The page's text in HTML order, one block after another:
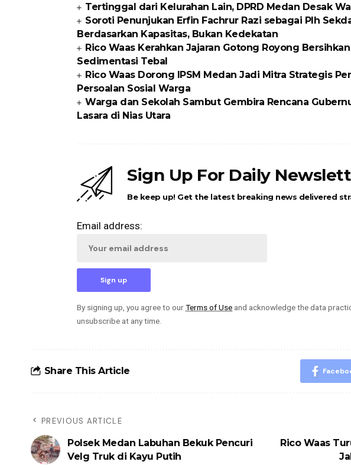
Tertinggal dari Kelurahan Lain, DPRD Medan Desak
Soroti Penunjukan Erfin Fachrur Razi sebagai Plh
Berdasarkan Kapasitas, Bukan Kedekatan
Rico Waas Kerahkan Jajaran Gotong Royong
Sedimentasi Tebal
Rico Waas Dorong IPSM Medan Jadi Mitra Strategis
Persoalan Sosial Warga
Warga dan Sekolah Sambut Gembira Rencana
Lasara di Nias Utara
Sign Up For Daily
Be keep up! Get the latest breaking news delivered
Email address:
By signing up, you agree to ourTerms of Use and acknowledge the data
unsubscribe at any time.
Share This Article
PREVIOUS ARTICLE
Polsek Medan Labuhan Bekuk Pencuri
Velg Truk di Kayu Putih
Rico Waas